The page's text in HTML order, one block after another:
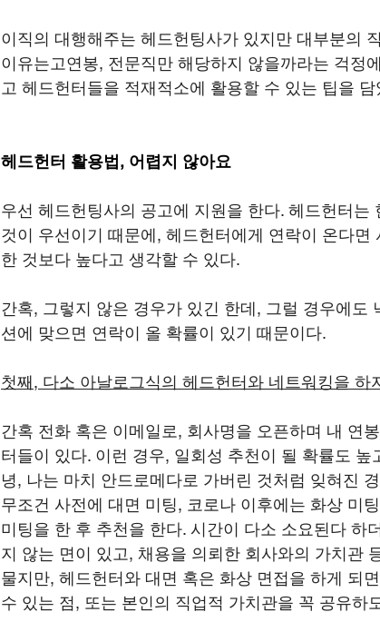
이직의 대행해주는 헤드헌팅사가 있지만 대부분의
이유는고연봉, 전문직만 해당하지 않을까라는 걱정
고 헤드헌터들을 적재적소에 활용할 수 있는 팁을 담
헤드헌터 활용법, 어렵지 않아요
우선 헤드헌팅사의 공고에 지원을 한다. 헤드헌터
것이 우선이기 때문에, 헤드헌터에게 연락이 온다면
한 것보다 높다고 생각할 수 있다.
간혹, 그렇지 않은 경우가 있긴 한데, 그럴 경우에도
션에 맞으면 연락이 올 확률이 있기 때문이다.
첫째, 다소 아날로그식의 헤드헌터와 네트워킹을 하
간혹 전화 혹은 이메일로, 회사명을 오픈하며 내 연
터들이 있다. 이런 경우, 일회성 추천이 될 확률도
녕, 나는 마치 안드로메다로 가버린 것처럼 잊혀진
무조건 사전에 대면 미팅, 코로나 이후에는 화상 미
미팅을 한 후 추천을 한다. 시간이 다소 소요된다 하
지 않는 면이 있고, 채용을 의뢰한 회사와의 가치관
물지만, 헤드헌터와 대면 혹은 화상 면접을 하게 되
수 있는 점, 또는 본인의 직업적 가치관을 꼭 공유하